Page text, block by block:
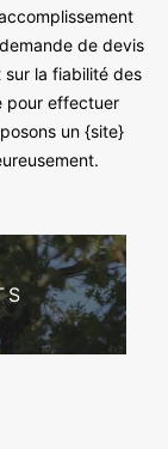
de devis
la fiabilité des
pour effectuer
un {site}